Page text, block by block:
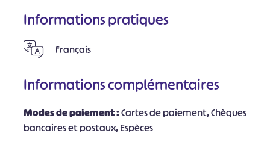
Informations pratiques
Français
Informations complémentaires
Modes de paiement :Cartes de paiement, Chèques
bancaires et postaux, Espèces